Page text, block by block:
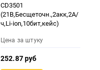
CD3501
(21В,Бесщеточн.,2акк,2А/
ч,Li-ion,10бит,кейс)
Цена за штуку
252.87 руб